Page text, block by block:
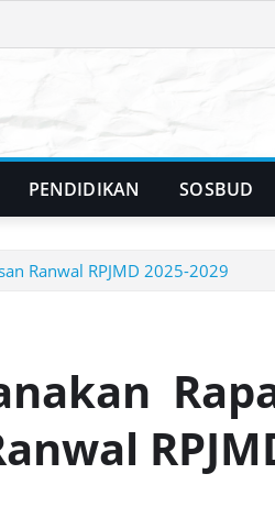
PENDIDIKAN SOSBUD
Ranwal RPJMD 2025-2029